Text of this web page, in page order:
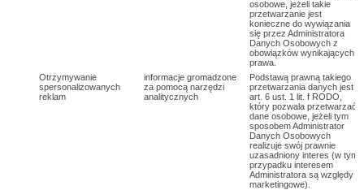
osobowe, jeżeli takie
przetwarzanie jest
konieczne do wywiązania
się przez Administratora
Danych Osobowych z
obowiązków wynikających z
prawa.
Otrzymywanie
spersonalizowanych
reklam
informacje gromadzone
za pomocą narzędzi
analitycznych
Podstawą prawną takiego
przetwarzania danych jest
art. 6 ust. 1 lit. f RODO,
który pozwala przetwarzać
dane osobowe, jeżeli tym
sposobem Administrator
Danych Osobowych
realizuje swój prawnie
uzasadniony interes (w tym
przypadku interesem
Administratora są względy
marketingowe).